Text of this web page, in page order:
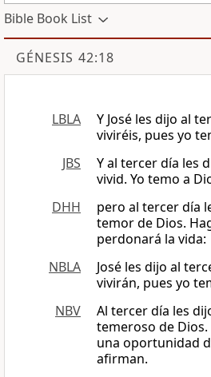
Bible Book List
GÉNESIS 42:18
LBLA
Y José les dijo al
viviréis, pues yo
JBS
Y al tercer día les
vivid. Yo temo a
DHH
pero al tercer día
temor de Dios.
perdonará la vida:
NBLA
José les dijo al
vivirán, pues yo
NBV
Al tercer día les
temeroso de
una oportunidad
afirman.